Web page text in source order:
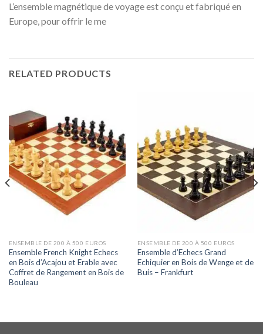
L’ensemble magnétique de voyage est conçu et fabriqué en
Europe, pour offrir le me
RELATED PRODUCTS
ENSEMBLE DE 200 À 500 EUROS
Ensemble French Knight Echecs
en Bois d’Acajou et Erable avec
Coffret de Rangement en Bois de
Bouleau
ENSEMBLE DE 200 À 500 EUROS
Ensemble d’Echecs Grand
Echiquier en Bois de Wenge et de
Buis – Frankfurt